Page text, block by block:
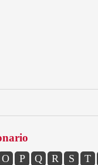
O P Q R S T